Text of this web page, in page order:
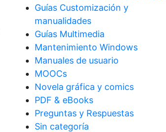
Guías Customización y
manualidades
Guías Multimedia
Mantenimiento Windows
Manuales de usuario
MOOCs
Novela gráfica y comics
PDF & eBooks
Preguntas y Respuestas
Sin categoría